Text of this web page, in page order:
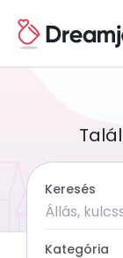
Keresés
Kategória